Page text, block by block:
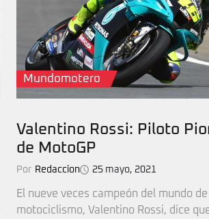
Mundomotero
Valentino Rossi: Piloto
de MotoGP
Por Redaccion 25 mayo, 2021
El nueve veces campeón del mundo de
motociclismo, Valentino Rossi, dice